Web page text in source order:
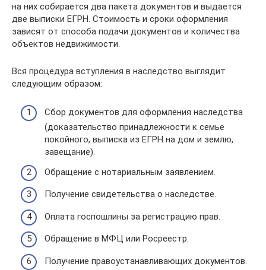
на них собирается два пакета документов и выдается
две выписки ЕГРН. Стоимость и сроки оформления
зависят от способа подачи документов и количества
объектов недвижимости.
Вся процедура вступления в наследство выглядит
следующим образом:
Сбор документов для оформления наследства
(доказательство принадлежности к семье
покойного, выписка из ЕГРН на дом и землю,
завещание).
Обращение с нотариальным заявлением.
Получение свидетельства о наследстве.
Оплата госпошлины за регистрацию прав.
Обращение в МФЦ или Росреестр.
Получение правоустанавливающих документов.